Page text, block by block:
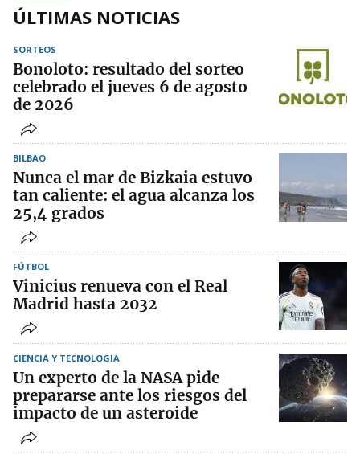
ÚLTIMAS NOTICIAS
SORTEOS
Bonoloto: resultado del sorteo
celebrado el jueves 6 de agosto
de 2026
BILBAO
Nunca el mar de Bizkaia estuvo
tan caliente: el agua alcanza los
25,4 grados
FÚTBOL
Vinicius renueva con el Real
Madrid hasta 2032
CIENCIA Y TECNOLOGÍA
Un experto de la NASA pide
prepararse ante los riesgos del
impacto de un asteroide